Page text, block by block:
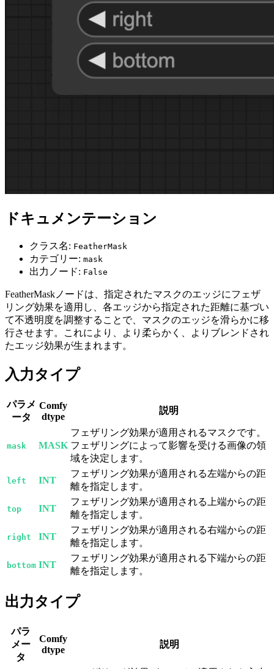
ドキュメンテーション
クラス名: FeatherMask
カテゴリー: mask
出力ノード: False
FeatherMaskノードは、指定されたマスクのエッジにフェザ
リング効果を適用し、各エッジから指定された距離に基づい
て不透明度を調整することで、マスクのエッジを滑らかに移
行させます。これにより、より柔らかく、よりブレンドされ
たエッジ効果が生まれます。
入力タイプ
パラメ
ータ
Comfy
dtype
説明
mask MASK
フェザリング効果が適用されるマスクです。
フェザリングによって影響を受ける画像の領
域を決定します。
left INT
フェザリング効果が適用される左端からの距
離を指定します。
top INT
フェザリング効果が適用される上端からの距
離を指定します。
right INT
フェザリング効果が適用される右端からの距
離を指定します。
bottom INT
フェザリング効果が適用される下端からの距
離を指定します。
出力タイプ
パラ
メー
タ
Comfy
dtype
説明